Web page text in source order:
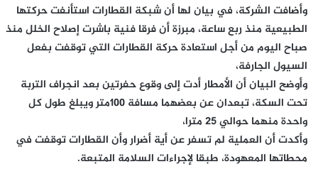
وأضافت الشركة، في بيان لها أن شبكة القطارات استأنفت حركتها
الطبيعية منذ ربع ساعة، مبرزة أن فرقا فنية باشرت إصلاح الخلل منذ
صباح اليوم من أجل استعادة حركة القطارات التي توقفت بفعل
السيول الجارفة،
وأوضح البيان أن الأمطار أدت إلى وقوع حفرتين بعد انجراف التربة
تحت السكة، تبعدان عن بعضهما مسافة 100متر ويبلغ طول كل
واحدة منهما حوالي 25 مترا،
وأكدت أن العملية لم تسفر عن أية أضرار وأن القطارات توقفت في
محطاتها المعهودة، طبقا لإجراءات السلامة المتبعة.